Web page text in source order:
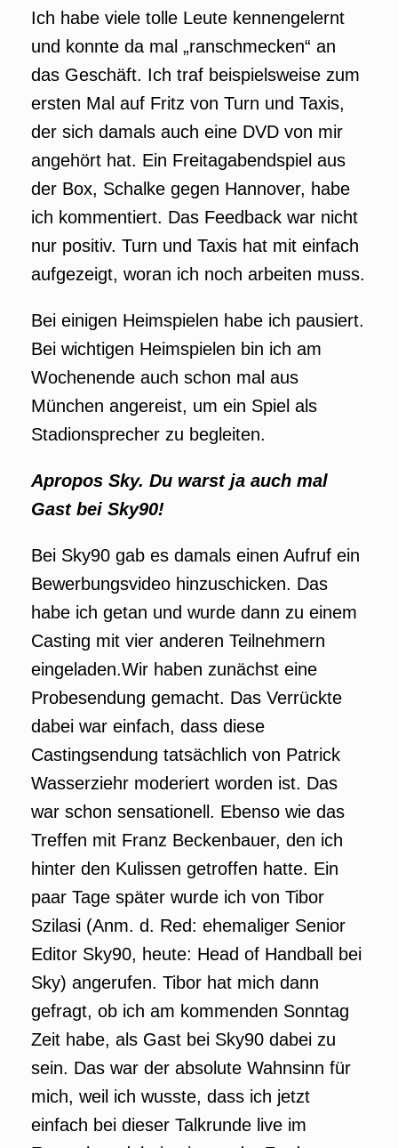
Ich habe viele tolle Leute kennengelernt
und konnte da mal „ranschmecken“ an
das Geschäft. Ich traf beispielsweise zum
ersten Mal auf Fritz von Turn und Taxis,
der sich damals auch eine DVD von mir
angehört hat. Ein Freitagabendspiel aus
der Box, Schalke gegen Hannover, habe
ich kommentiert. Das Feedback war nicht
nur positiv. Turn und Taxis hat mit einfach
aufgezeigt, woran ich noch arbeiten muss.
Bei einigen Heimspielen habe ich pausiert.
Bei wichtigen Heimspielen bin ich am
Wochenende auch schon mal aus
München angereist, um ein Spiel als
Stadionsprecher zu begleiten.
Apropos Sky. Du warst ja auch mal
Gast bei Sky90!
Bei Sky90 gab es damals einen Aufruf ein
Bewerbungsvideo hinzuschicken. Das
habe ich getan und wurde dann zu einem
Casting mit vier anderen Teilnehmern
eingeladen.Wir haben zunächst eine
Probesendung gemacht. Das Verrückte
dabei war einfach, dass diese
Castingsendung tatsächlich von Patrick
Wasserziehr moderiert worden ist. Das
war schon sensationell. Ebenso wie das
Treffen mit Franz Beckenbauer, den ich
hinter den Kulissen getroffen hatte. Ein
paar Tage später wurde ich von Tibor
Szilasi (Anm. d. Red: ehemaliger Senior
Editor Sky90, heute: Head of Handball bei
Sky) angerufen. Tibor hat mich dann
gefragt, ob ich am kommenden Sonntag
Zeit habe, als Gast bei Sky90 dabei zu
sein. Das war der absolute Wahnsinn für
mich, weil ich wusste, dass ich jetzt
einfach bei dieser Talkrunde live im